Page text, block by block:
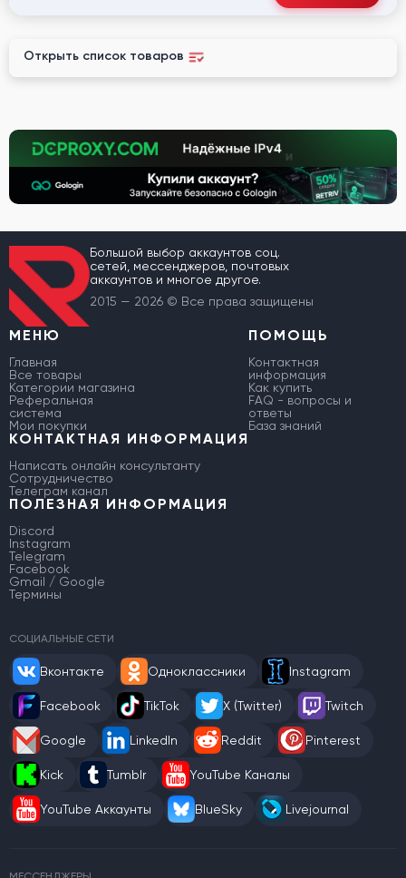
Открыть список товаров
Большой выбор аккаунтов соц.
сетей, мессенджеров, почтовых
аккаунтов и многое другое.
2015 — 2026 © Все права защищены
МЕНЮ
Главная
Все товары
Категории магазина
Реферальная
система
Мои покупки
ПОМОЩЬ
Контактная
информация
Как купить
FAQ - вопросы и
ответы
База знаний
КОНТАКТНАЯ ИНФОРМАЦИЯ
Написать онлайн консультанту
Сотрудничество
Телеграм канал
ПОЛЕЗНАЯ ИНФОРМАЦИЯ
Discord
Instagram
Telegram
Facebook
Gmail / Google
Термины
СОЦИАЛЬНЫЕ СЕТИ
Вконтакте Одноклассники Instagram
Facebook TikTok X (Twitter) Twitch
Google LinkedIn Reddit Pinterest
Kick Tumblr YouTube Каналы
YouTube Аккаунты BlueSky Livejournal